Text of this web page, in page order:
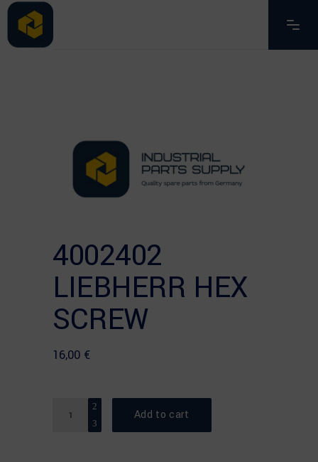
4002402
LIEBHERR HEX
SCREW
16,00 €
Quantity
Add to cart